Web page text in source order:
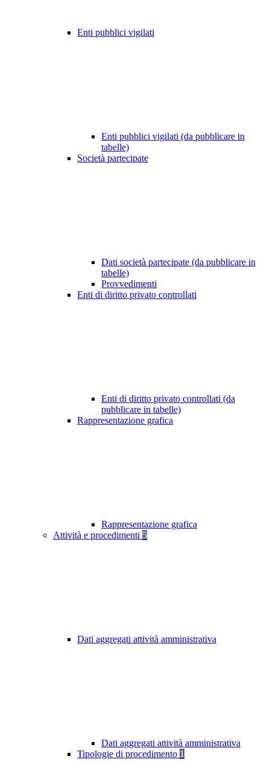
Enti pubblici vigilati
Enti pubblici vigilati (da pubblicare in
tabelle)
Società partecipate
Dati società partecipate (da pubblicare in
tabelle)
Provvedimenti
Enti di diritto privato controllati
Enti di diritto privato controllati (da
pubblicare in tabelle)
Rappresentazione grafica
Rappresentazione grafica
Attività e procedimenti 5
Dati aggregati attività amministrativa
Dati aggregati attività amministrativa
Tipologie di procedimento 1